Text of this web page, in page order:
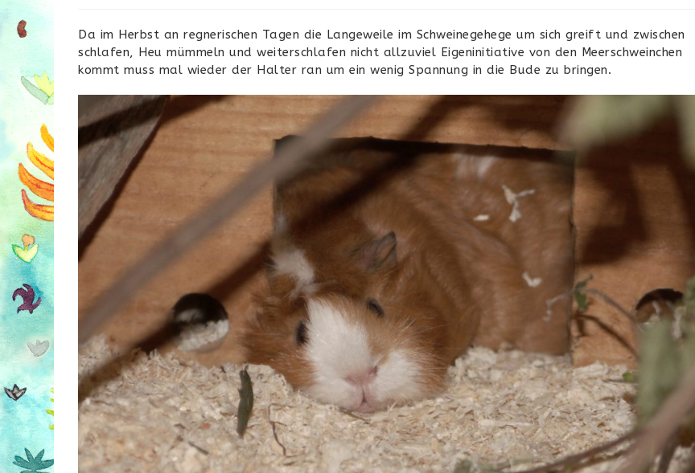
Da im Herbst an regnerischen Tagen die Langeweile im Schweinegehege um sich greift und zwischen
schlafen, Heu mümmeln und weiterschlafen nicht allzuviel Eigeninitiative von den Meerschweinchen
kommt muss mal wieder der Halter ran um ein wenig Spannung in die Bude zu bringen.